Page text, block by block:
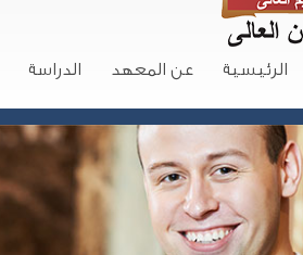
الرئيسية عن المعهد الدراسة